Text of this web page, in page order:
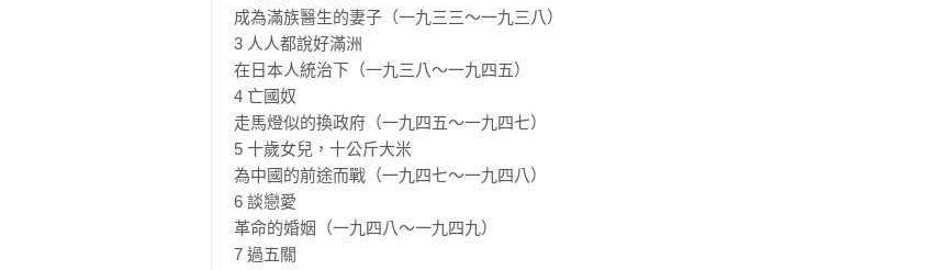
歷經三個世代的故事，發端於中國東北的偏遠小城義縣，擴展到大城錦州，再隨著母親的足跡跨越
個中國到了四川。一個家族橫跨了一世紀的滄桑，由三代女人的一生刻畫出一段奇蹟，而這個奇蹟
仍在持續發生中……
【媒體好評】
「《鴻》是一部極不尋常的巨著，它的每一個細節描寫都令人難以忘懷。它不僅是一本讀來不忍釋
的暢銷書，而且引起了最嚴肅的評論界的極大注意。」
——《每日電訊報》
成為滿族醫生的妻子（一九三三～一九三八）
3 人人都說好滿洲
在日本人統治下（一九三八～一九四五）
4 亡國奴
走馬燈似的換政府（一九四五～一九四七）
5 十歲女兒，十公斤大米
為中國的前途而戰（一九四七～一九四八）
6 談戀愛
革命的婚姻（一九四八～一九四九）
7 過五關